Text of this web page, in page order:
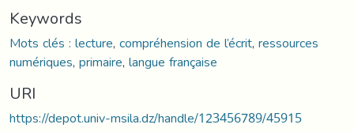
Keywords
Mots clés : lecture,compréhension de l’écrit,ressources
numériques,primaire,langue française
URI
https://depot.univ-msila.dz/handle/123456789/45915